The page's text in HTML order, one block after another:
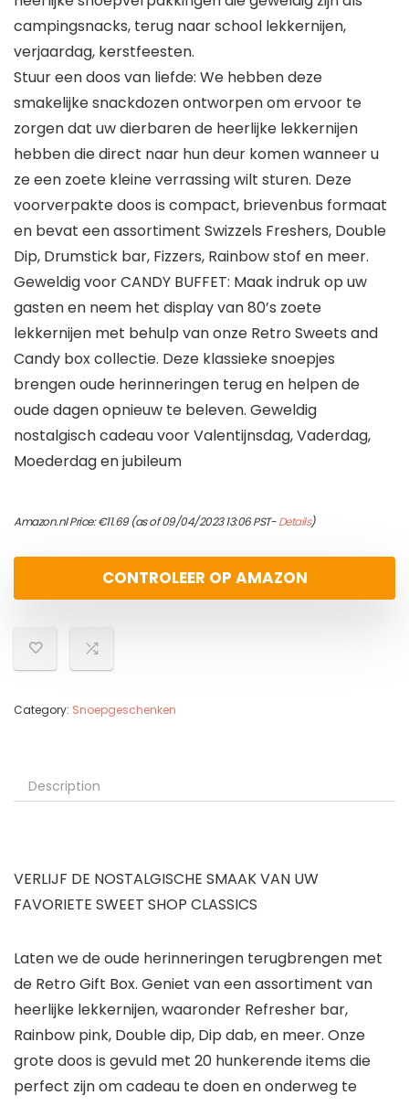
campingsnacks, terug naar school lekkernijen,
verjaardag, kerstfeesten.
Stuur een doos van liefde: We hebben deze
smakelijke snackdozen ontworpen om ervoor te
zorgen dat uw dierbaren de heerlijke lekkernijen
hebben die direct naar hun deur komen wanneer u
ze een zoete kleine verrassing wilt sturen. Deze
voorverpakte doos is compact, brievenbus formaat
en bevat een assortiment Swizzels Freshers, Double
Dip, Drumstick bar, Fizzers, Rainbow stof en meer.
Geweldig voor CANDY BUFFET: Maak indruk op uw
gasten en neem het display van 80’s zoete
lekkernijen met behulp van onze Retro Sweets and
Candy box collectie. Deze klassieke snoepjes
brengen oude herinneringen terug en helpen de
oude dagen opnieuw te beleven. Geweldig
nostalgisch cadeau voor Valentijnsdag, Vaderdag,
Moederdag en jubileum
Amazon.nl Price:€11.69(as of 09/04/2023 13:06 PST-Details)
CONTROLEER OP AMAZON
Category: Snoepgeschenken
Description
VERLIJF DE NOSTALGISCHE SMAAK VAN UW
FAVORIETE SWEET SHOP CLASSICS
Laten we de oude herinneringen terugbrengen met
de Retro Gift Box. Geniet van een assortiment van
heerlijke lekkernijen, waaronder Refresher bar,
Rainbow pink, Double dip, Dip dab, en meer. Onze
grote doos is gevuld met 20 hunkerende items die
perfect zijn om cadeau te doen en onderweg te